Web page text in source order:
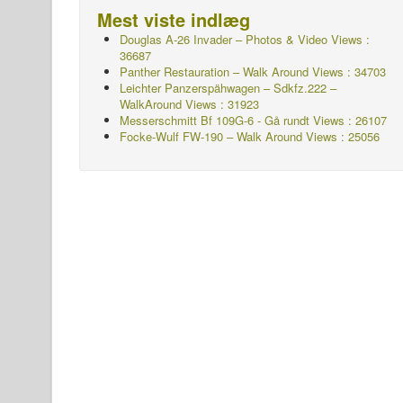
Mest viste indlæg
Douglas A-26 Invader – Photos & Video Views :
36687
Panther Restauration – Walk Around Views : 34703
Leichter Panzerspähwagen – Sdkfz.222 –
WalkAround Views : 31923
Messerschmitt Bf 109G-6 - Gå rundt Views : 26107
Focke-Wulf FW-190 – Walk Around Views : 25056